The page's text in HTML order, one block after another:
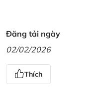
Đăng tải ngày
02/02/2026
Thích